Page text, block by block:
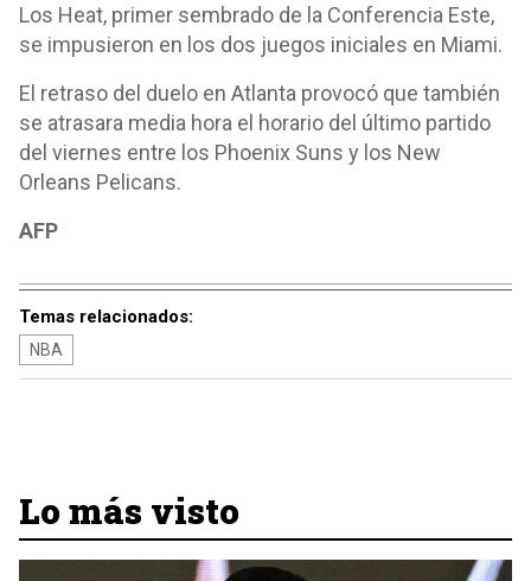
Los Heat, primer sembrado de la Conferencia Este,
se impusieron en los dos juegos iniciales en Miami.
El retraso del duelo en Atlanta provocó que también
se atrasara media hora el horario del último partido
del viernes entre los Phoenix Suns y los New
Orleans Pelicans.
AFP
Temas relacionados:
NBA
Lo más visto